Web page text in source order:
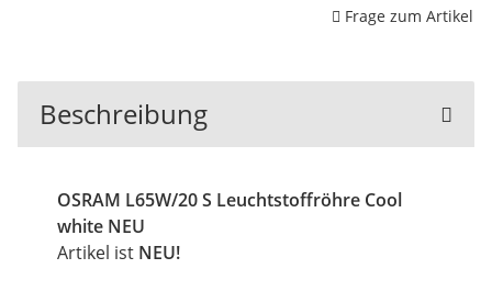
Frage zum Artikel
Beschreibung
OSRAM L65W/20 S Leuchtstoffröhre Cool
white NEU
Artikel ist NEU!